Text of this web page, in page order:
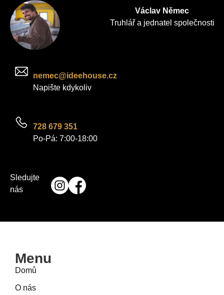
Václav Němec
Truhlář a jednatel společnosti
nemec@ideehouse.cz
Napište kdykoliv
728 679 351
Po-Pá: 7:00-18:00
Sledujte
nás
Menu
Domů
O nás